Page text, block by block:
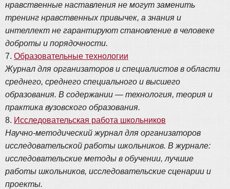
нравственные наставления не могут заменить
тренинг нравственных привычек, а знания и
интеллект не гарантируют становление в человеке
доброты и порядочности.
7. Образовательные технологии
Журнал для организаторов и специалистов в области
среднего, среднего специального и высшего
образования. В содержании — технология, теория и
практика вузовского образования.
8. Исследовательская работа школьников
Научно-методический журнал для организаторов
исследовательской работы школьников. В журнале:
исследовательские методы в обучении, лучшие
работы школьников, исследовательские сценарии и
проекты.